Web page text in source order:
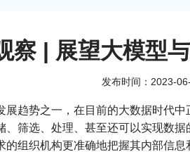
察 | 展望大模型
发布时间：2023-
趋势之一，在目前的大数据时代
筛选、处理、甚至还可以实现数
组织机构更准确地把握其内部信